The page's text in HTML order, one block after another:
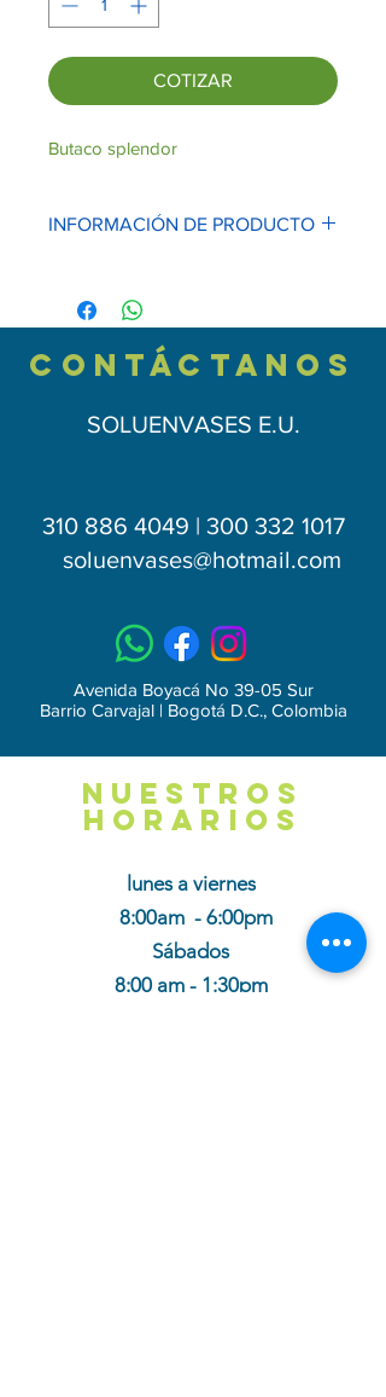
COTIZAR
Butaco splendor
INFORMACIÓN DE PRODUCTO
(ancho) X 28cm (Largo)
Material: polietileno
contÁctAnos
SOLUENVASES E.U.
310 886 4049 | 300 332 1017
soluenvases@hotmail.com
Avenida Boyacá No 39-05 Sur
Barrio Carvajal | Bogotá D.C., Colombia
NUESTROS
HORARIOS
lunes a viernes
8:00am - 6:00pm
Sábados
8:00 am - 1:30pm